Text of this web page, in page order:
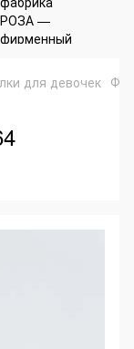
для девочек